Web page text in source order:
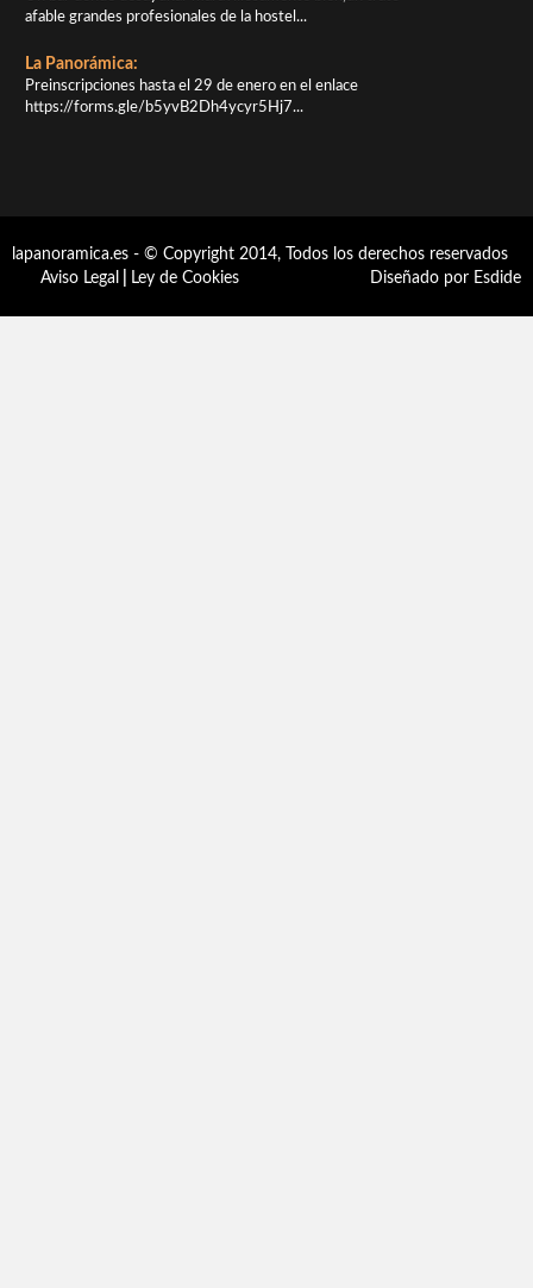
afable grandes profesionales de la hostel...
La Panorámica:
Preinscripciones hasta el 29 de enero en el enlace
https://forms.gle/b5yvB2Dh4ycyr5Hj7...
lapanoramica.es - © Copyright 2014, Todos los derechos reservados
Aviso Legal
Ley de Cookies Diseñado por Esdide